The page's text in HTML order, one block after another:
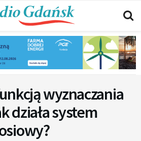
wyznaczania
działa system